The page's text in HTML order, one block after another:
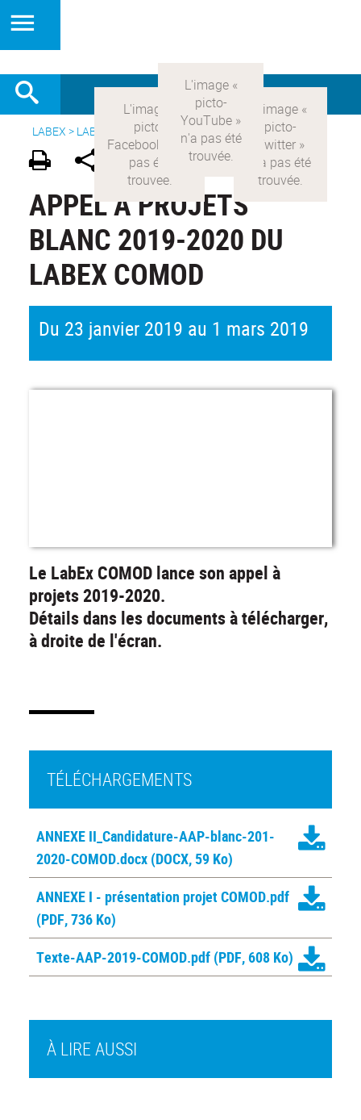
LABEX > LABEX COMOD> Version française Rub Pratique 4
APPEL À PROJETS
BLANC 2019-2020 DU
LABEX COMOD
Du 23 janvier 2019 au 1 mars 2019
Le LabEx COMOD lance son appel à
projets 2019-2020.
Détails dans les documents à télécharger,
à droite de l'écran.
TÉLÉCHARGEMENTS
ANNEXE II_Candidature-AAP-blanc-201-
2020-COMOD.docx (DOCX, 59 Ko)
ANNEXE I - présentation projet COMOD.pdf
(PDF, 736 Ko)
Texte-AAP-2019-COMOD.pdf (PDF, 608 Ko)
À LIRE AUSSI